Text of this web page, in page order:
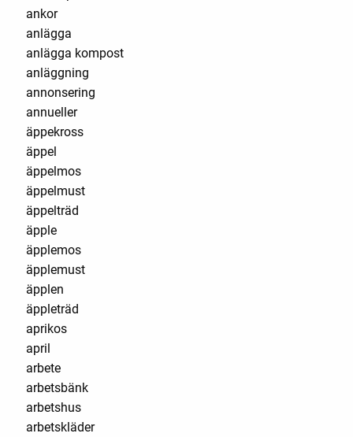
ankor
anlägga
anlägga kompost
anläggning
annonsering
annueller
äppekross
äppel
äppelmos
äppelmust
äppelträd
äpple
äpplemos
äpplemust
äpplen
äppleträd
aprikos
april
arbete
arbetsbänk
arbetshus
arbetskläder